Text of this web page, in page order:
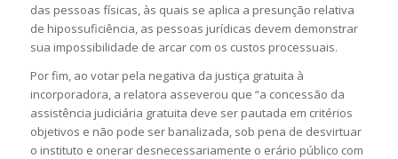
das pessoas físicas, às quais se aplica a presunção relativa
de hipossuficiência, as pessoas jurídicas devem demonstrar
sua impossibilidade de arcar com os custos processuais.
Por fim, ao votar pela negativa da justiça gratuita à
incorporadora, a relatora asseverou que “a concessão da
assistência judiciária gratuita deve ser pautada em critérios
objetivos e não pode ser banalizada, sob pena de desvirtuar
o instituto e onerar desnecessariamente o erário público com